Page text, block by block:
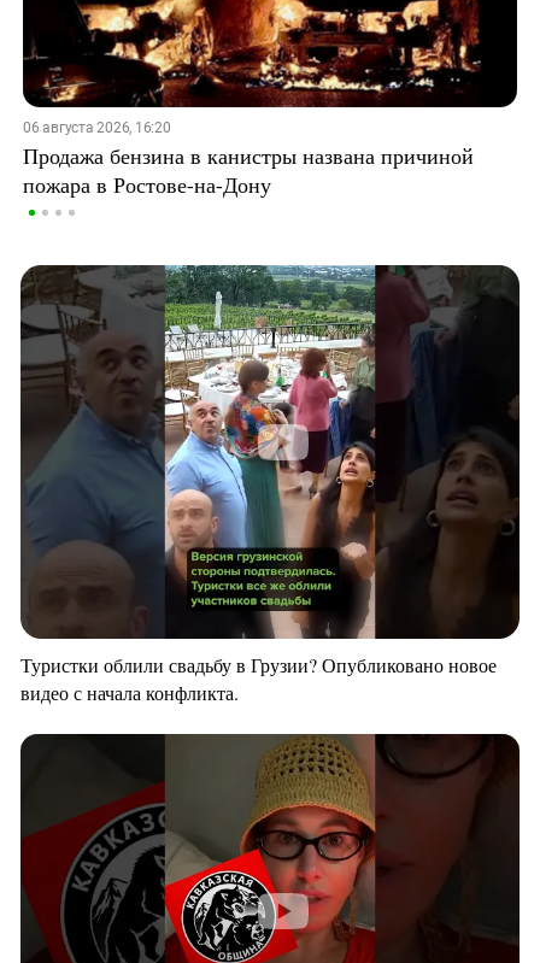
06 августа 2026, 16:20
Продажа бензина в канистры названа причиной
пожара в Ростове-на-Дону
Туристки облили свадьбу в Грузии? Опубликовано новое
видео с начала конфликта.